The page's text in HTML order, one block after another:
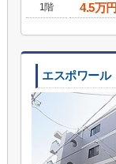
1階
4.5万円
エスポワール